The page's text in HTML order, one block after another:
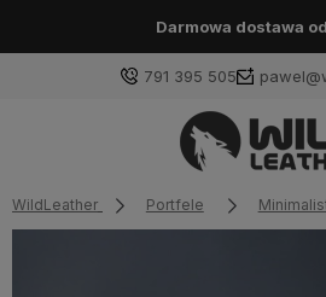
Darmowa dostawa
791 395 505
WildLeather Portfele